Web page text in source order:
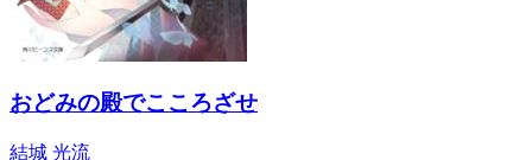
おどみの殿でこころざせ
結城 光流